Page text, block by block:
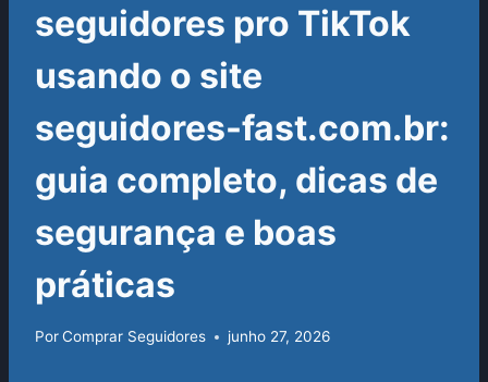
seguidores pro TikTok
usando o site
seguidores-fast.com.br:
guia completo, dicas de
segurança e boas
práticas
PorComprar Seguidores junho 27, 2026